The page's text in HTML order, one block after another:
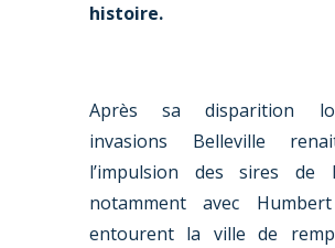
histoire.
Après sa disparition
invasions Belleville
l’impulsion des sires de
notamment avec
entourent la ville de